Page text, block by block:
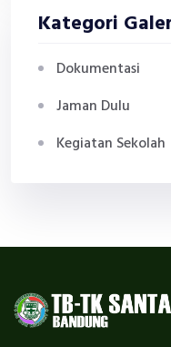
Kategori
Dokumentasi
Jaman Dulu
Kegiatan Sekolah